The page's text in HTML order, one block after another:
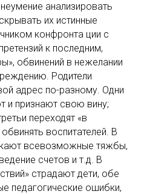
анализировать
их истинные
конфронта ции с
к последним,
обвинений в нежелании
Родители
адрес по-разному. Одни
и признают свою вину;
переходят «в
воспитателей. В
всевозможные тяжбы,
счетов и т.д. В
страдают дети, обе
педагогические ошибки,